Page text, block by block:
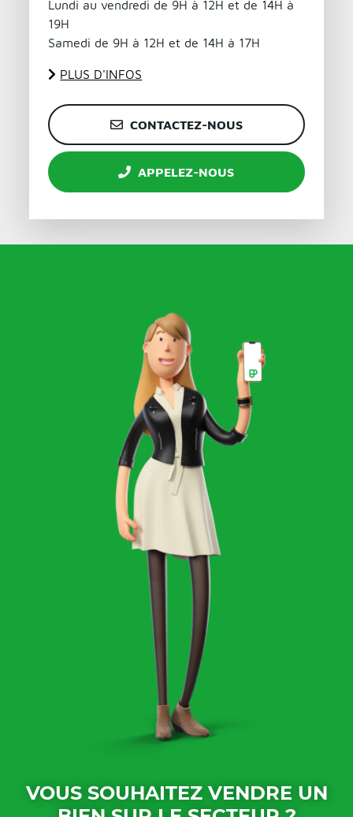
Lundi au vendredi de 9H à 12H et de 14H à
19H
Samedi de 9H à 12H et de 14H à 17H
PLUS D'INFOS
CONTACTEZ-NOUS
APPELEZ-NOUS
VOUS SOUHAITEZ VENDRE UN